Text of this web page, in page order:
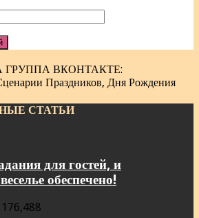
ВКОНТАКТЕ:
Праздников, Дня Рождения
СТАТЬИ
для гостей, и
обеспечено!
176,488